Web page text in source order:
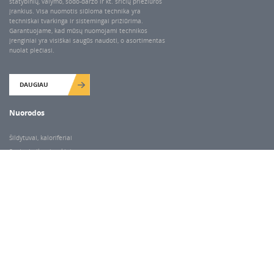
įrankius. Visa nuomotis siūloma technika yra
techniškai tvarkinga ir sistemingai prižiūrima.
Garantuojame, kad mūsų nuomojami technikos
įrenginiai yra visiškai saugūs naudoti, o asortimentas
nuolat plečiasi.
DAUGIAU
Nuorodos
Šildytuvai, kaloriferiai
Santechnikos įrankiai